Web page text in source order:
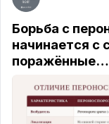
Борьба с
начинается с
поражённые…